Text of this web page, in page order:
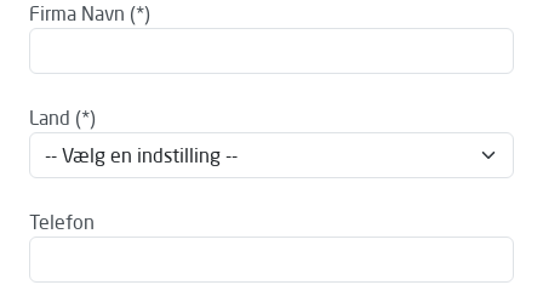
Firma Navn
Land
Telefon